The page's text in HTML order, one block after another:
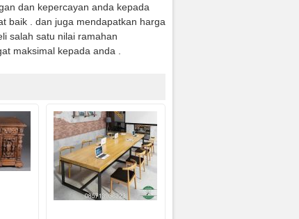
dan kepercayan anda kepada
baik . dan juga mendapatkan harga
salah satu nilai ramahan
maksimal kepada anda .